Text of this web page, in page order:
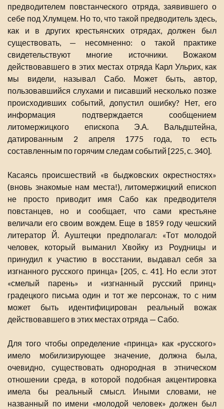
предводителем повстанческого отряда, заявившего о
себе под Хлумцем. Но то, что такой предводитель здесь,
как и в других крестьянских отрядах, должен был
существовать, — несомненно: о такой практике
свидетельствуют многие источники. Вожаком
действовавшего в этих местах отряда Карл Ульрих, как
мы видели, называл Сабо. Может быть, автор,
пользовавшийся слухами и писавший несколько позже
происходивших событий, допустил ошибку? Нет, его
информация подтверждается сообщением
литомержицкого епископа Э.А. Вальдштейна,
датированным 2 апреля 1775 года, то есть
составленным по горячим следам событий [225, с. 340].
Касаясь происшествий «в быджовских окрестностях»
(вновь знакомые нам места!), литомержицкий епископ
не просто приводит имя Сабо как предводителя
повстанцев, но и сообщает, что сами крестьяне
величали его своим вождем. Еще в 1859 году чешский
литератор Й. Ауштецки предполагал: «Тот молодой
человек, который выманил Хвойку из Роудницы и
принудил к участию в восстании, выдавал себя за
изгнанного русского принца» [205, с. 41]. Но если этот
«смелый парень» и «изгнанный русский принц»
градецкого письма один и тот же персонаж, то с ним
может быть идентифицирован реальный вожак
действовавшего в этих местах отряда — Сабо.
Для того чтобы определение «принца» как «русского»
имело мобилизирующее значение, должна была,
очевидно, существовать однородная в этническом
отношении среда, в которой подобная акцентировка
имела бы реальный смысл. Иными словами, не
названный по имени «молодой человек» должен был